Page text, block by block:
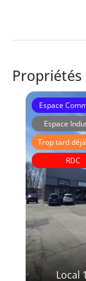
Local
Espace
Espace
Trop tard
RDC
Immeubles